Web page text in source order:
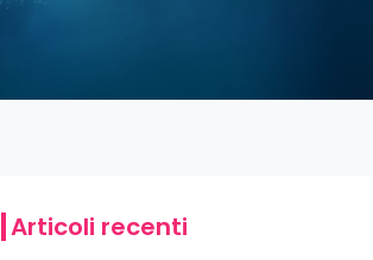
Articoli recenti